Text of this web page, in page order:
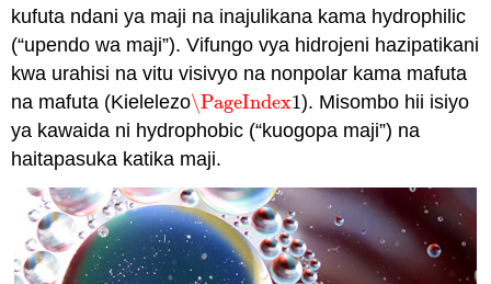
kufuta ndani ya maji na inajulikana kama hydrophilic
(“upendo wa maji”). Vifungo vya hidrojeni hazipatikani
kwa urahisi na vitu visivyo na nonpolar kama mafuta
na mafuta (Kielelezo\PageIndex1
\PageIndex1). Misombo hii isiyo
ya kawaida ni hydrophobic (“kuogopa maji”) na
haitapasuka katika maji.